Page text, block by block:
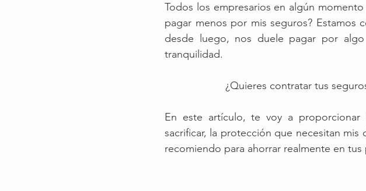
Todos los empresarios en algún
pagar menos por mis seguros?
desde luego, nos duele pagar por
tranquilidad.
¿Quieres contratar tus
En este artículo, te voy a
sacrificar, la protección que necesitan mis
recomiendo para ahorrar realmente en tus